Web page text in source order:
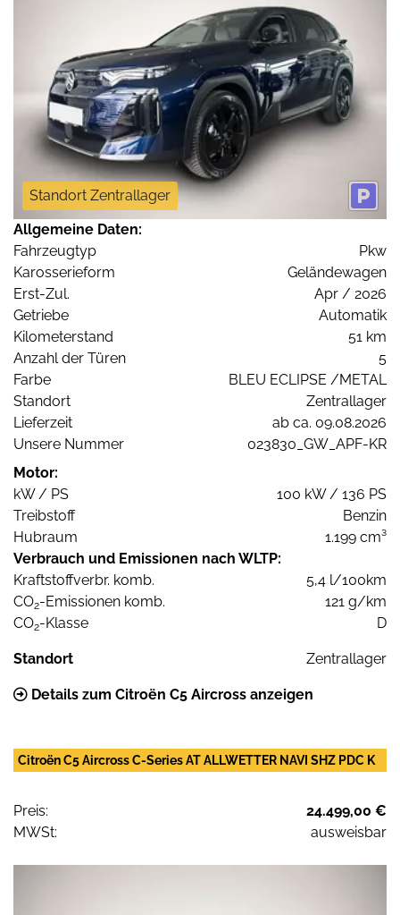
Standort Zentrallager
Allgemeine Daten:
Fahrzeugtyp
Pkw
Karosserieform
Geländewagen
Erst-Zul.
Apr / 2026
Getriebe
Automatik
Kilometerstand
51 km
Anzahl der Türen
5
Farbe
BLEU ECLIPSE /METAL
Standort
Zentrallager
Lieferzeit
ab ca. 09.08.2026
Unsere Nummer
023830_GW_APF-KR
Motor:
kW / PS
100 kW / 136 PS
Treibstoff
Benzin
Hubraum
1.199 cm³
Verbrauch und Emissionen nach WLTP:
Kraftstoffverbr. komb.
5,4 l/100km
CO2-Emissionen komb.
121 g/km
CO2-Klasse D
Standort Zentrallager
Details zum Citroën C5 Aircross anzeigen
Citroën C5 Aircross C-Series AT ALLWETTER NAVI SHZ PDC K
Preis:
24.499,00 €
MWSt:
ausweisbar